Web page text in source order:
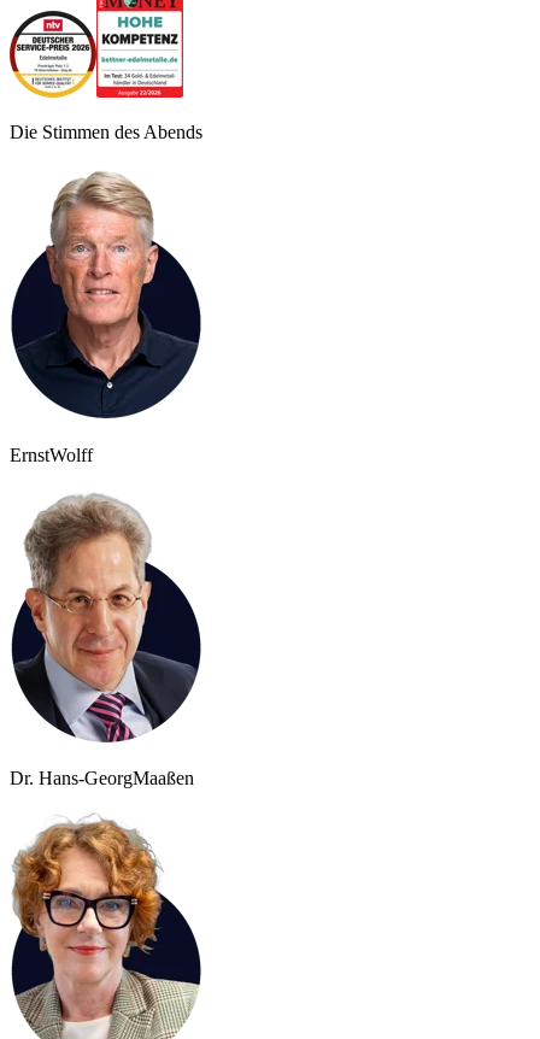
Die Stimmen des Abends
ErnstWolff
Dr. Hans-GeorgMaaßen